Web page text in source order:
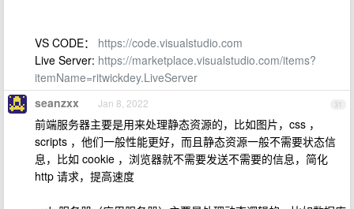
VS CODE： https://code.visualstudio.com
Live Server: https://marketplace.visualstudio.com/items?
itemName=ritwickdey.LiveServer
31
seanzxx Jan 8, 2022
前端服务器主要是用来处理静态资源的，比如图片，css ，
scripts ，他们一般性能更好，而且静态资源一般不需要状态信
息，比如 cookie ，浏览器就不需要发送不需要的信息，简化
http 请求，提高速度